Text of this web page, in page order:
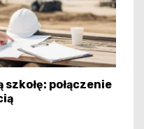
połączenie